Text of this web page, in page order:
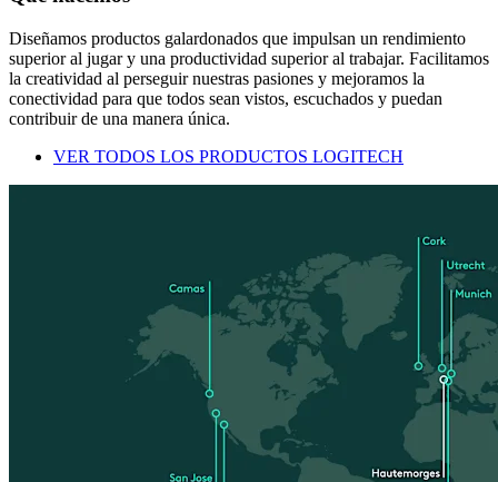
Diseñamos productos galardonados que impulsan un rendimiento
superior al jugar y una productividad superior al trabajar. Facilitamos
la creatividad al perseguir nuestras pasiones y mejoramos la
conectividad para que todos sean vistos, escuchados y puedan
contribuir de una manera única.
VER TODOS LOS PRODUCTOS LOGITECH